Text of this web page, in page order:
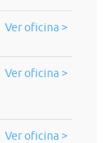
Ver oficina >
Ver oficina >
Ver oficina >